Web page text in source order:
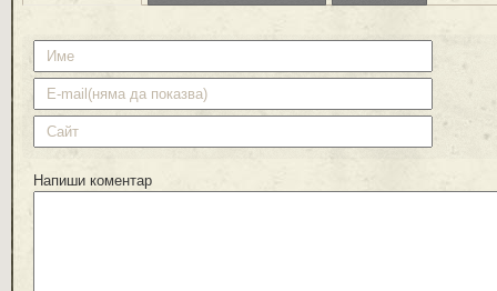
Напиши коментар